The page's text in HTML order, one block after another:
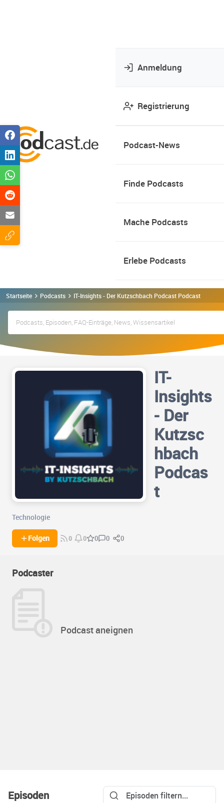
Anmeldung
Registrierung
Podcast-News
Finde Podcasts
Mache Podcasts
Erlebe Podcasts
Startseite Podcasts IT-Insights - Der Kutzschbach Podcast Podcast
IT-
Insights
- Der
Kutzsc
hbach
Podcas
t
Technologie
Folgen 0 0 0 0 0
Podcaster
Podcast aneignen
Episoden